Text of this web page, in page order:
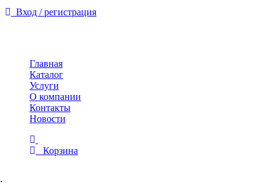
Вход / регистрация
Главная
Каталог
Услуги
О компании
Контакты
Новости
Корзина